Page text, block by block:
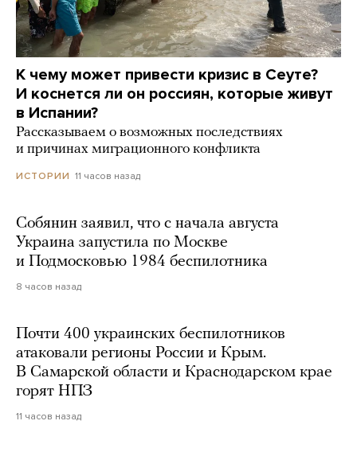
К чему может привести кризис в Сеуте?
И коснется ли он россиян, которые живут
в Испании?
Рассказываем о возможных последствиях
и причинах миграционного конфликта
ИСТОРИИ 11 часов назад
Собянин заявил, что с начала августа
Украина запустила по Москве
и Подмосковью 1984 беспилотника
8 часов назад
Почти 400 украинских беспилотников
атаковали регионы России и Крым.
В Самарской области и Краснодарском крае
горят НПЗ
11 часов назад